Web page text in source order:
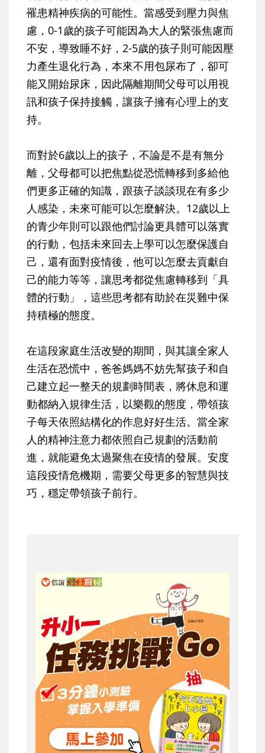
罹患精神疾病的可能性。當感受到壓力與焦
慮，0-1歲的孩子可能因為大人的緊張焦慮而
不安，導致睡不好，2-5歲的孩子則可能因壓
力產生退化行為，本來不用包尿布了，卻可
能又開始尿床，因此隔離期間父母可以用視
訊和孩子保持接觸，讓孩子擁有心理上的支
持。
而對於6歲以上的孩子，不論是不是有無分
離，父母都可以把焦點從恐慌轉移到多給他
們更多正確的知識，跟孩子談談現在有多少
人感染，未來可能可以怎麼解決。12歲以上
的青少年則可以跟他們討論更具體可以落實
的行動，包括未來回去上學可以怎麼保護自
己，還有面對疫情後，他可以怎麼去貢獻自
己的能力等等，讓思考都從焦慮轉移到「具
體的行動」，這些思考都有助於在災難中保
持積極的態度。
在這段家庭生活改變的期間，與其讓全家人
生活在恐慌中，爸爸媽媽不妨先幫孩子和自
己建立起一整天的規劃時間表，將休息和運
動都納入規律生活，以樂觀的態度，帶領孩
子每天依照結構化的作息好好生活。當全家
人的精神注意力都依照自己規劃的活動前
進，就能避免太過聚焦在疫情的發展。安度
這段疫情危機期，需要父母更多的智慧與技
巧，穩定帶領孩子前行。